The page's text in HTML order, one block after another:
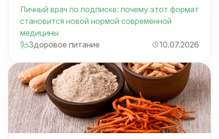
Личный врач по подписке: почему этот формат
становится новой нормой современной
медицины
Здоровое питание
10.07.2026